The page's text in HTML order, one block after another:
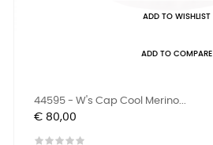
ADD TO WISHLIST
ADD TO COMPARE
44595 - W's Cap Cool Merino...
Prijs
€ 80,00